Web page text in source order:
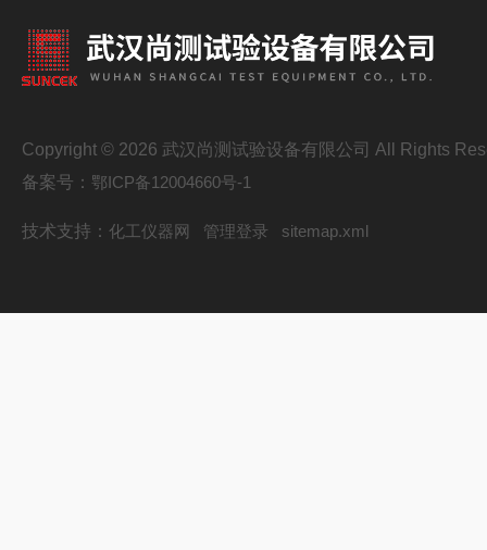
Copyright © 2026 武汉尚测试验设备有限公司 All Rights
备案号： 鄂ICP备12004660号-1
技术支持： 化工仪器网 管理登录 sitemap.xml